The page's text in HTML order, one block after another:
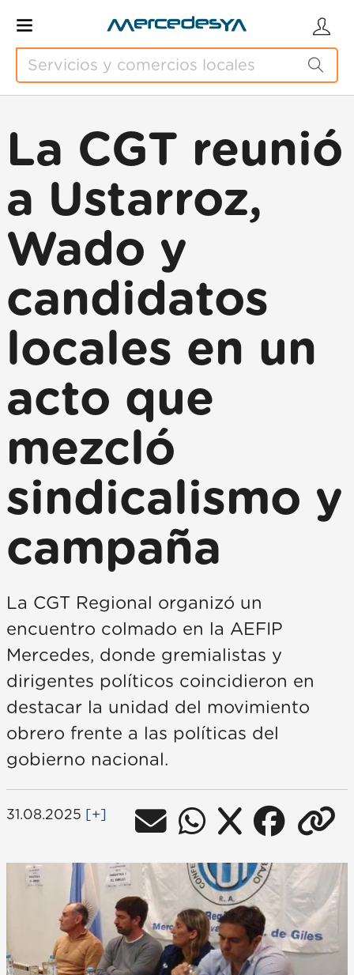
La CGT reunió
a Ustarroz,
Wado y
candidatos
locales en un
acto que
mezcló
sindicalismo y
campaña
La CGT Regional organizó un
encuentro colmado en la AEFIP
Mercedes, donde gremialistas y
dirigentes políticos coincidieron en
destacar la unidad del movimiento
obrero frente a las políticas del
gobierno nacional.
31.08.2025 [+]